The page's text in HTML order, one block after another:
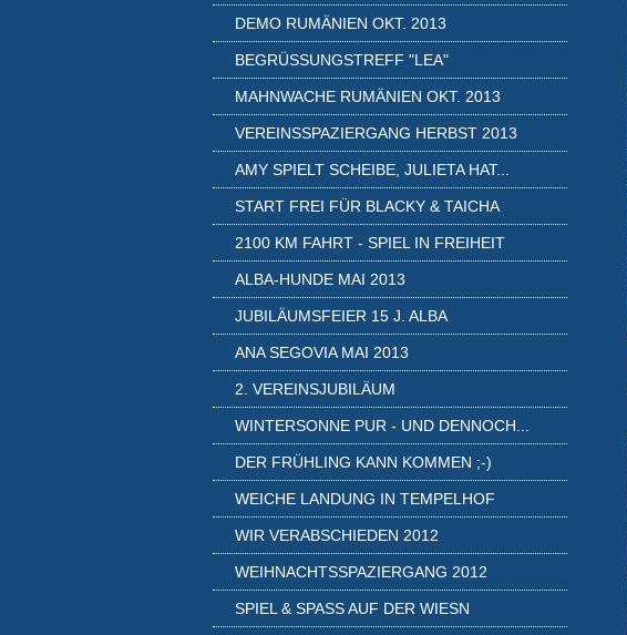
DEMO RUMÄNIEN OKT. 2013
BEGRÜSSUNGSTREFF "LEA"
MAHNWACHE RUMÄNIEN OKT. 2013
VEREINSSPAZIERGANG HERBST 2013
AMY SPIELT SCHEIBE, JULIETA HAT...
START FREI FÜR BLACKY & TAICHA
2100 KM FAHRT - SPIEL IN FREIHEIT
ALBA-HUNDE MAI 2013
JUBILÄUMSFEIER 15 J. ALBA
ANA SEGOVIA MAI 2013
2. VEREINSJUBILÄUM
WINTERSONNE PUR - UND DENNOCH...
DER FRÜHLING KANN KOMMEN ;-)
WEICHE LANDUNG IN TEMPELHOF
WIR VERABSCHIEDEN 2012
WEIHNACHTSSPAZIERGANG 2012
SPIEL & SPASS AUF DER WIESN